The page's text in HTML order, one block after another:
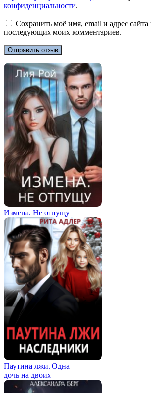
конфиденциальности.
Сохранить моё имя, email и адрес сайта
последующих моих комментариев.
Измена. Не отпущу
Паутина лжи. Одна
дочь на двоих